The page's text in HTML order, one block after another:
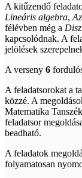
A kitűzendő
Lineáris algebra,
félévben még a
kapcsolódnak. A
jelölések
A verseny 6
A feladatsorokat a
közzé. A
Matematika
feladatsor
beadható.
A feladatok
folyamatosan